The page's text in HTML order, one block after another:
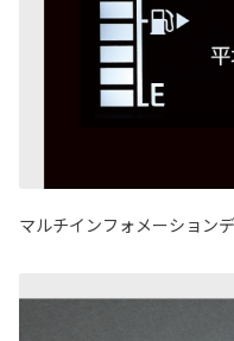
マルチインフォメーション